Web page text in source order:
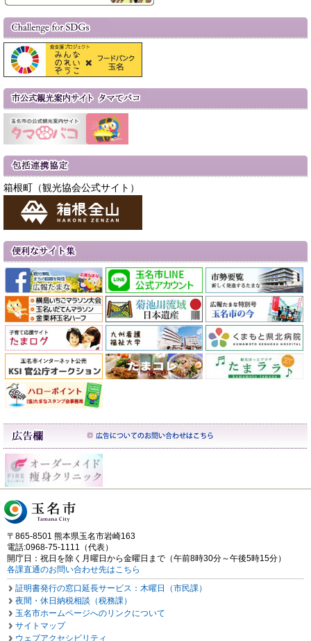
箱根町（観光協会公式サイト）
〒865-8501 熊本県玉名市岩崎163
電話:0968-75-1111（代表）
開庁日：祝日を除く月曜日から金曜日まで（午前8時30分～午後5時15分）
各課直通のお問い合わせ先はこちら
証明書発行の窓口延長サービス：木曜日（市民課）
夜間・休日納税相談（税務課）
玉名市ホームページへのリンクについて
サイトマップ
ウェブアクセシビリティ